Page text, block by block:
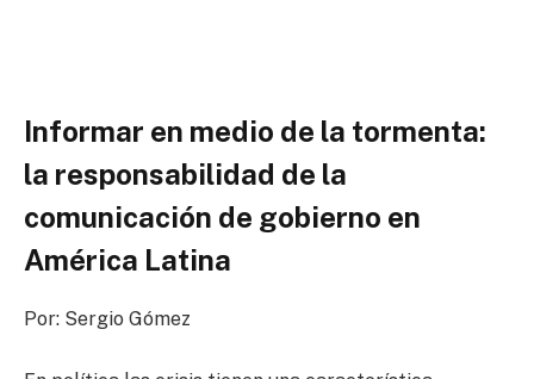
Informar en medio de la tormenta:
la responsabilidad de la
comunicación de gobierno en
América Latina
Por: Sergio Gómez